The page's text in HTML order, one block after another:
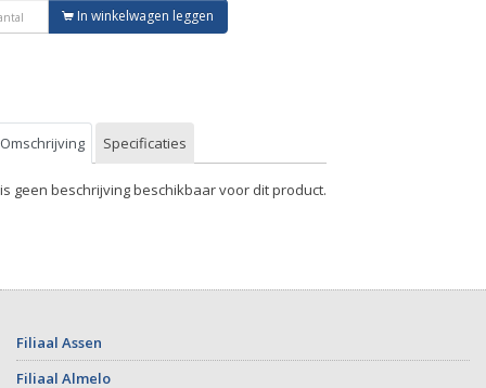
In winkelwagen leggen
Omschrijving Specificaties
geen beschrijving beschikbaar voor dit product.
Filiaal Assen
Filiaal Almelo